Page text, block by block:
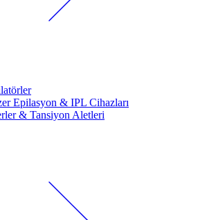
Epilasyon & IPL Cihazları
& Tansiyon Aletleri